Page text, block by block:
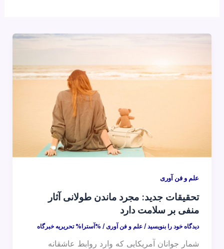
علم و فن آوری
تحقیقات جدید: مجرد ماندن طولانی آثار
منفی بر سلامت دارد
دیدگاه‌ خود را بنویسید / علم و فن آوری/ %آسترا% تحریریه خبرگاه
شمار جوانان آمریکایی که وارد روابط عاشقانه